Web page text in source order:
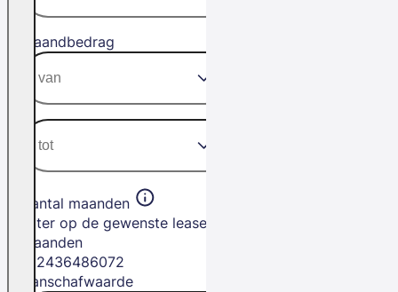
Maandbedrag
Aantal maanden
Filter op de gewenste leasetermijn in
maanden
2436486072
Aanschafwaarde